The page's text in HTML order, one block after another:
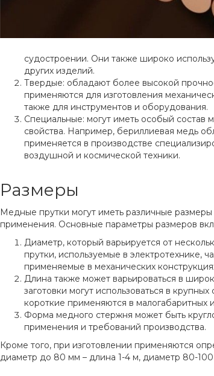
судостроении. Они также широко
других изделий.
Твердые: обладают более высокой
применяются для изготовления
также для инструментов и оборудования.
Специальные: могут иметь особый
свойства. Например, бериллиевая медь
применяется в производстве
воздушной и космической техники.
Размеры
Медные прутки могут иметь различные
применения. Основные параметры размеров
Диаметр, который варьируется от
прутки, используемые в электротехнике,
применяемые в механических
Длина также может варьироваться в
заготовки могут использоваться в
короткие применяются в малогабаритных
Форма медного стержня может быть
применения и требований производства.
Кроме того, при изготовлении применяются
диаметр до 80 мм – длина 1-4 м, диаметр 80-